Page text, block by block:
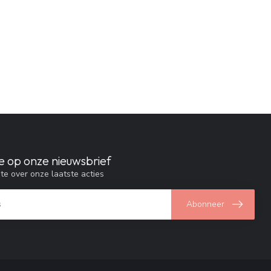
op onze nieuwsbrief
over onze laatste acties
Abonneer